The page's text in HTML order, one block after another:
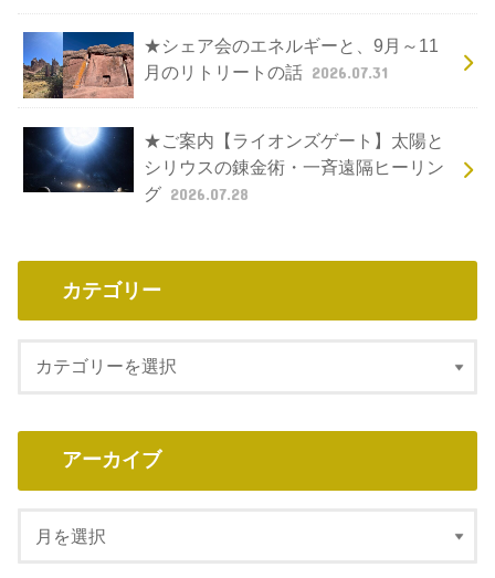
★シェア会のエネルギーと、9月～11
月のリトリートの話 2026.07.31
★ご案内【ライオンズゲート】太陽と
シリウスの錬金術・一斉遠隔ヒーリン
グ 2026.07.28
カテゴリー
アーカイブ